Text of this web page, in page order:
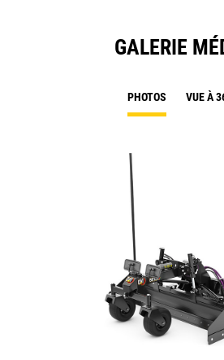
GALERIE
PHOTOS VUE À